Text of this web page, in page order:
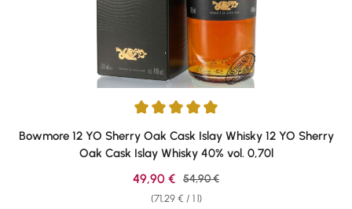
Average rating of 5 out of 5 stars
Bowmore 12 YO Sherry Oak Cask Islay Whisky 12 YO Sherry
Oak Cask Islay Whisky 40% vol. 0,70l
(71,29 € / 1 l)
Sale price:
49,90 € Regular price:
54,90 €